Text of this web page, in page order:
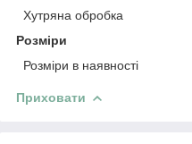
Хутряна обробка
Розміри
Розміри в наявності
Приховати